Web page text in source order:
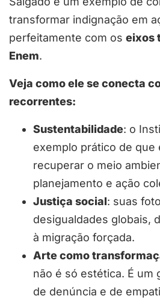
transformar indignação em
perfeitamente com os eixos
Enem.
Veja como ele se conecta
recorrentes:
Sustentabilidade: o
exemplo prático de que
recuperar o meio
planejamento e ação
Justiça social: suas
desigualdades globais,
à migração forçada.
Arte como
não é só estética. É um
de denúncia e de